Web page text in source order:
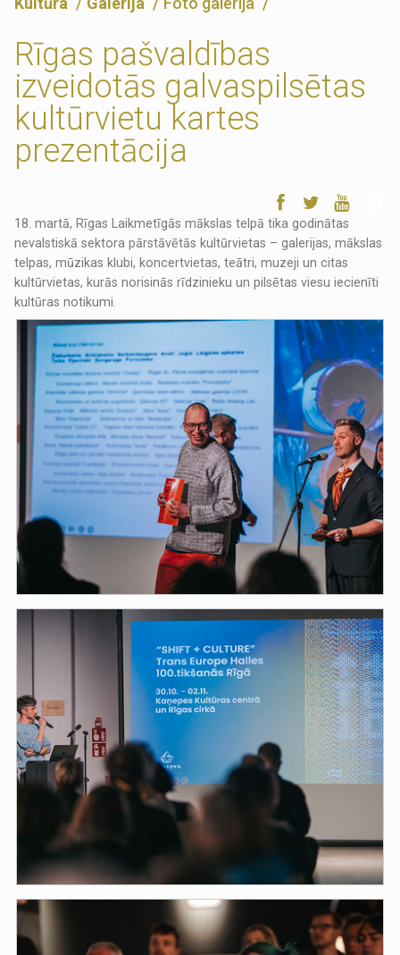
Rīgas pašvaldības
izveidotās galvaspilsētas
kultūrvietu kartes
prezentācija
18. martā, Rīgas Laikmetīgās mākslas telpā tika godinātas
nevalstiskā sektora pārstāvētās kultūrvietas – galerijas, mākslas
telpas, mūzikas klubi, koncertvietas, teātri, muzeji un citas
kultūrvietas, kurās norisinās rīdzinieku un pilsētas viesu iecienīti
kultūras notikumi.